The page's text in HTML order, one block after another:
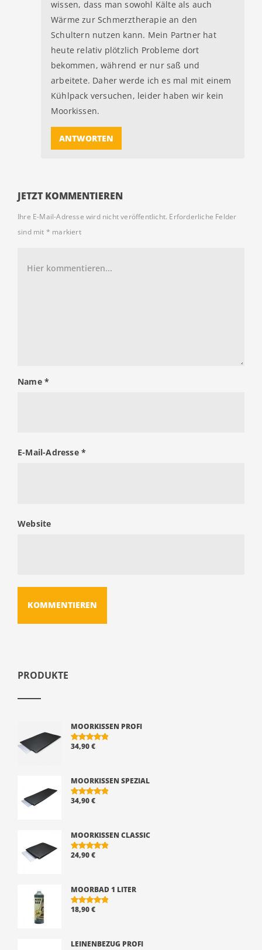
wissen, dass man sowohl Kälte als auch
Wärme zur Schmerztherapie an den
Schultern nutzen kann. Mein Partner hat
heute relativ plötzlich Probleme dort
bekommen, während er nur saß und
arbeitete. Daher werde ich es mal mit einem
Kühlpack versuchen, leider haben wir kein
Moorkissen.
ANTWORTEN
JETZT KOMMENTIEREN
Ihre E-Mail-Adresse wird nicht veröffentlicht. Erforderliche Felder
sind mit * markiert
Name *
E-Mail-Adresse *
Website
PRODUKTE
MOORKISSEN PROFI
BEWERTE
34,90€
MOORKISSEN SPEZIAL
BEWERTE
34,90€
MOORKISSEN CLASSIC
BEWERTE
24,90€
MOORBAD 1 LITER
BEWERTE
18,90€
LEINENBEZUG PROFI